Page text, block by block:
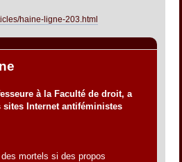
haine-ligne-203.html
à la Faculté de droit, a
Internet antiféministes
mortels si des propos